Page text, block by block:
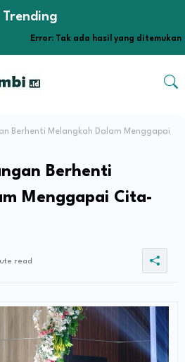
Trending
Error: Tak ada hasil yang ditemukan
Berhenti Melangkah Dalam Menggapai
Berhenti
Menggapai Cita-
read